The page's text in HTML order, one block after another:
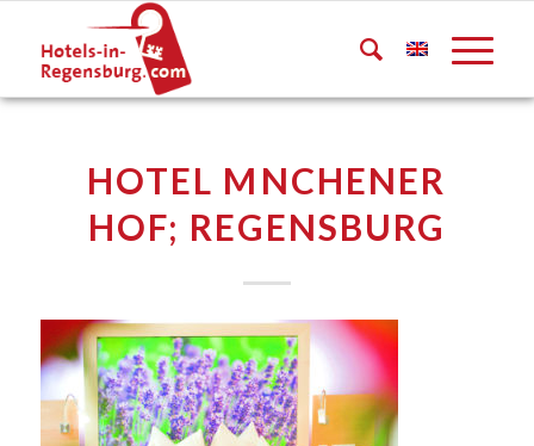
HOTEL MNCHENER
HOF; REGENSBURG